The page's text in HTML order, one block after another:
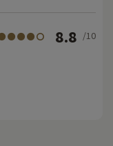
8.8 /10